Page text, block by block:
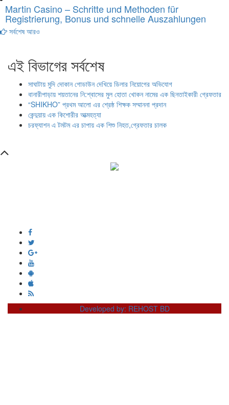
Martin Casino – Schritte und Methoden für
Registrierung, Bonus und schnelle Auszahlungen
সর্বশেষ আরও
এই বিভাগের সর্বশেষ
সাঘাটায় মুদি দোকান গোডাউন দেখিয়ে ডিলার নিয়োগের অভিযোগ
বানারীপাড়ায় শয়তানের নি:শ্বাসের মুল হোতা খোকন নামের এক ছিনতাইকারী গ্রেফতার
“SHIKHO” প্রথম আলো এর শ্রেষ্ঠ শিক্ষক সম্মাননা প্রদান
কেন্দুয়ায় এক কিশোরীর আত্মহত্যা
চরফ্যাশন এ টমটম এর চাপায় এক শিশু নিহত,গ্রেফতার চালক
Developed by: REHOST BD